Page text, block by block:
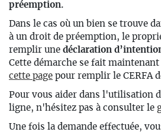
préemption.
Dans le cas où un bien se trouve
à un droit de préemption, le
remplir une déclaration
Cette démarche se fait maintenant
cette page pour remplir le CERFA
Pour vous aider dans l'utilisation
ligne, n'hésitez pas à consulter le
Une fois la demande effectuée,